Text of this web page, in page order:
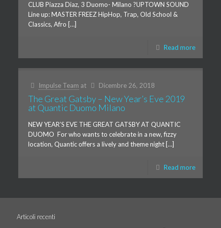
CLUB Piazza Diaz, 3 Duomo- Milano ?UPTOWN SOUND
Line up: MASTER FREEZ HipHop, Trap, Old School &
Classics, Afro […]
Read more
Impulse Team at Dicembre 26, 2018
The Great Gatsby – New Year’s Eve 2019
at Quantic Duomo Milano
NEW YEAR’S EVE THE GREAT GATSBY AT QUANTIC
DUOMO For who wants to celebrate in a new, fizzy
location, Quantic offers a lively and theme night […]
Read more
Articoli recenti